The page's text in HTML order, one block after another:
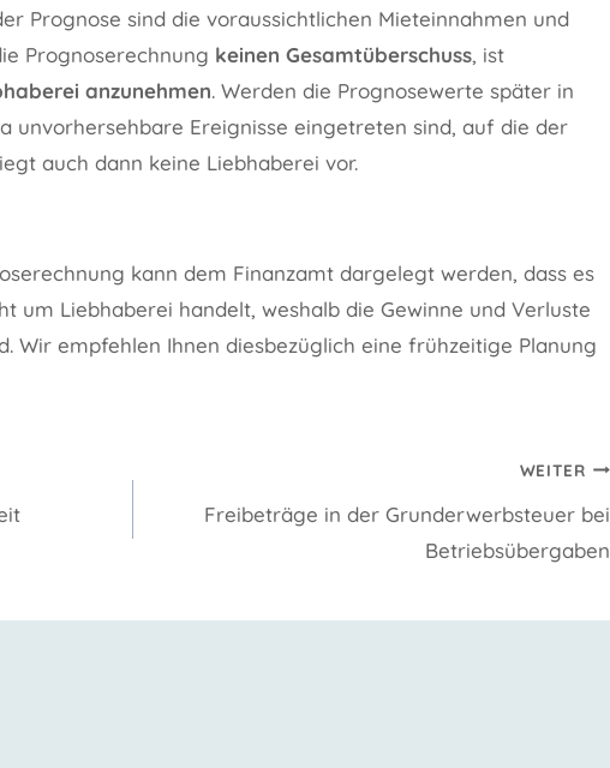
Prognose sind die voraussichtlichen Mieteinnahmen und
Prognoserechnung keinen Gesamtüberschuss, ist
anzunehmen. Werden die Prognosewerte später in
unvorhersehbare Ereignisse eingetreten sind, auf die der
auch dann keine Liebhaberei vor.
kann dem Finanzamt dargelegt werden, dass es
um Liebhaberei handelt, weshalb die Gewinne und Verluste
Wir empfehlen Ihnen diesbezüglich eine frühzeitige Planung
WEITER
Freibeträge in der Grunderwerbsteuer bei
Betriebsübergaben